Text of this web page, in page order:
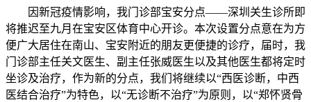
因新冠疫情影响，我门诊部宝安分点——深圳关生诊所即
将推迟至九月在宝安区体育中心开诊。本次设置分点意在为方
便广大居住在南山、宝安附近的朋友更便捷的诊疗，届时，我
门诊部主任关文医生、副主任张威医生以及其他医生都将定时
坐诊及治疗，作为新的分点，我们将继续以“西医诊断，中西
医结合治疗”为特色，以“无诊断不治疗”为原则，以“郑怀贤骨